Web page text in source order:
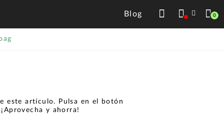
Blog 0
este artículo. Pulsa en el botón
¡Aprovecha y ahorra!